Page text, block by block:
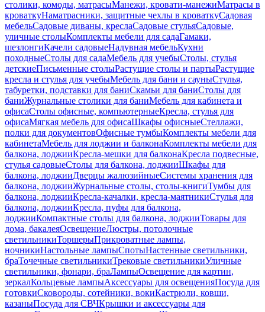
столики, комоды, матрасыМанежи, кровати-манежиМатрасы в
кроваткуНаматрасники, защитные чехлы в кроваткуСадовая
мебельСадовые диваны, креслаСадовые стульяСадовые,
уличные столыКомплекты мебели для садаГамаки,
шезлонгиКачели садовыеНадувная мебельКухни
походныеСтолы для садаМебель для учебыСтолы, стулья
детскиеПисьменные столыРастущие столы и партыРастущие
кресла и стулья для учебыМебель для бани и сауныСтулья,
табуретки, подставки для баниСкамьи для баниСтолы для
баниЖурнальные столики для баниМебель для кабинета и
офисаСтолы офисные, компьютерныеКресла, стулья для
офисаМягкая мебель для офисаШкафы офисныеСтеллажи,
полки для документовОфисные тумбыКомплекты мебели для
кабинетаМебель для лоджии и балконаКомплекты мебели для
балкона, лоджииКресла-мешки для балконаКресла подвесные,
стулья садовыеСтолы для балкона, лоджииШкафы для
балкона, лоджииДверцы жалюзийныеСистемы хранения для
балкона, лоджииЖурнальные столы, столы-книгиТумбы для
балкона, лоджииКресла-качалки, кресла-маятникиСтулья для
балкона, лоджииКресла, пуфы для балкона,
лоджииКомпактные столы для балкона, лоджииТовары для
дома, бакалеяОсвещениеЛюстры, потолочные
светильникиТоршерыПрикроватные лампы,
ночникиНастольные лампыСпотыНастенные светильники,
браТочечные светильникиТрековые светильникиУличные
светильники, фонари, браЛампыОсвещение для картин,
зеркалКольцевые лампыАксессуары для освещенияПосуда для
готовкиСковороды, сотейники, вокиКастрюли, ковши,
казаныПосуда для СВЧКрышки и аксессуары для